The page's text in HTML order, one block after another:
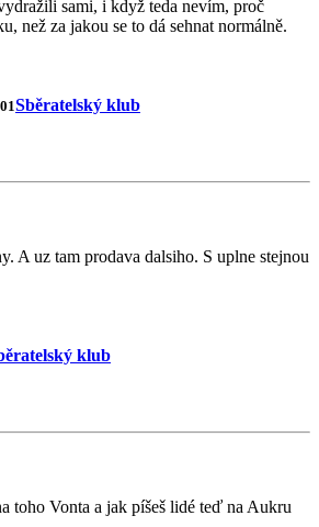
sami, i když teda nevím, proč
než za jakou se to dá sehnat normálně.
Sběratelský klub
A uz tam prodava dalsiho. S uplne stejnou
klub
toho Vonta a jak píšeš lidé teď na Aukru